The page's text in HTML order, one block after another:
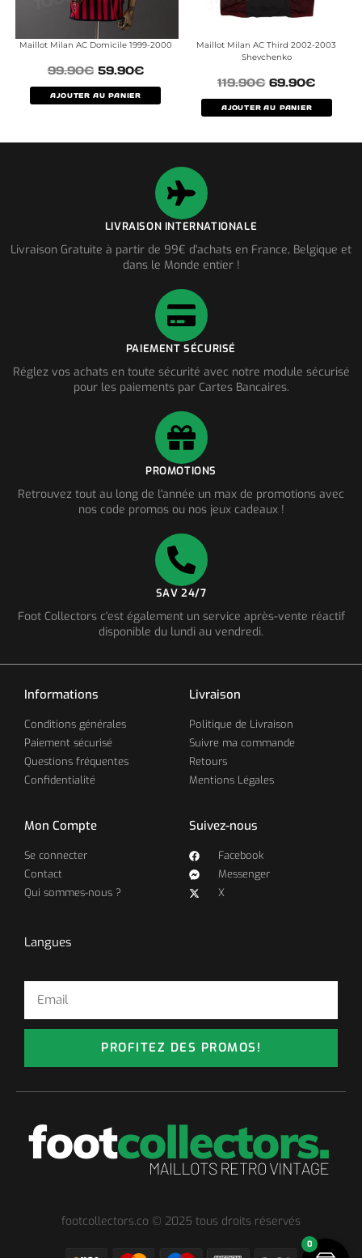
Maillot Milan AC Domicile 1999-2000
99.90€ 59.90€
AJOUTER AU PANIER
Maillot Milan AC Third 2002-2003
Shevchenko
119.90€ 69.90€
AJOUTER AU PANIER
LIVRAISON INTERNATIONALE
Livraison Gratuite à partir de 99€ d'achats en France, Belgique et
dans le Monde entier !
PAIEMENT SÉCURISÉ
Réglez vos achats en toute sécurité avec notre module sécurisé
pour les paiements par Cartes Bancaires.
PROMOTIONS
Retrouvez tout au long de l'année un max de promotions avec
nos code promos ou nos jeux cadeaux !
SAV 24/7
Foot Collectors c'est également un service après-vente réactif
disponible du lundi au vendredi.
Informations
Conditions générales
Paiement sécurisé
Questions fréquentes
Confidentialité
Livraison
Politique de Livraison
Suivre ma commande
Retours
Mentions Légales
Mon Compte
Se connecter
Contact
Qui sommes-nous ?
Suivez-nous
Facebook
Messenger
X
Langues
PROFITEZ DES PROMOS!
footcollectors.co © 2025 tous droits réservés
0